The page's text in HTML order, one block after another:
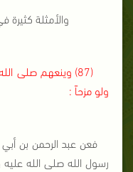
والأمثلة كثيرة
(87) وينعهم صلى
ولو مزحاً :
فعن عبد الرحمن بن
رسول الله صلى الله